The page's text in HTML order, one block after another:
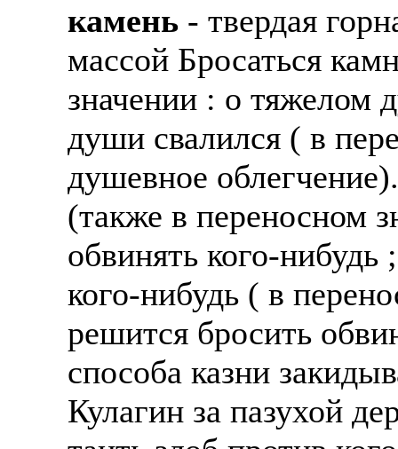
камень - твердая
массой Бросаться
значении : о тяжелом
души свалился ( в
душевное
(также в переносном
обвинять кого-
кого-нибудь ( в
решится бросить
способа казни
Кулагин за пазухой